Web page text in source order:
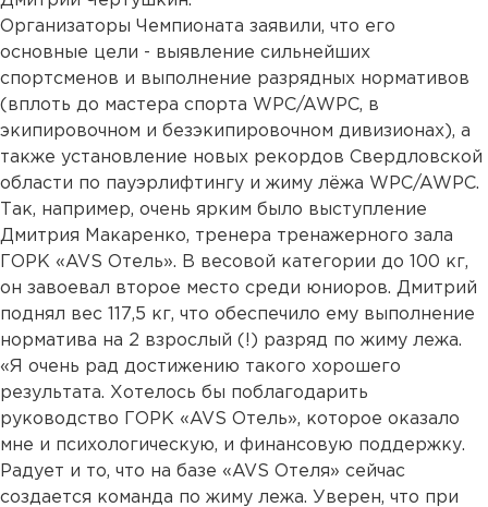
Организаторы Чемпионата заявили, что его
основные цели - выявление сильнейших
спортсменов и выполнение разрядных нормативов
(вплоть до мастера спорта WPC/AWPC, в
экипировочном и безэкипировочном дивизионах), а
также установление новых рекордов Свердловской
области по пауэрлифтингу и жиму лёжа WPC/AWPC.
Так, например, очень ярким было выступление
Дмитрия Макаренко, тренера тренажерного зала
ГОРК «AVS Отель». В весовой категории до 100 кг,
он завоевал второе место среди юниоров. Дмитрий
поднял вес 117,5 кг, что обеспечило ему выполнение
норматива на 2 взрослый (!) разряд по жиму лежа.
«Я очень рад достижению такого хорошего
результата. Хотелось бы поблагодарить
руководство ГОРК «AVS Отель», которое оказало
мне и психологическую, и финансовую поддержку.
Радует и то, что на базе «AVS Отеля» сейчас
создается команда по жиму лежа. Уверен, что при